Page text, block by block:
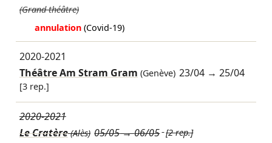
(Grand théâtre)
annulation (Covid-19)
2020-2021
Théâtre Am Stram Gram (Genève) 23/04 →25/04
[3 rep.]
2020-2021
Le Cratère(Alès) 05/05→06/05 [2 rep.]